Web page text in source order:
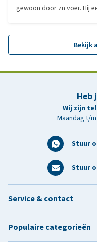
gewoon door zn voer. Hij
Bekijk
Heb
Wij zijn
Maandag t/
Stuur
Stuur
Service & contact
Populaire categorieën